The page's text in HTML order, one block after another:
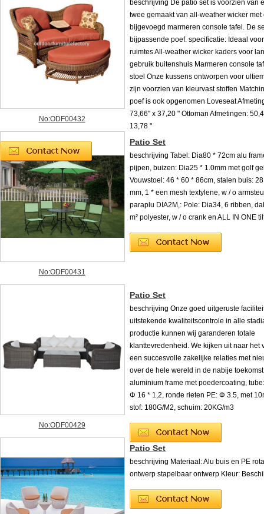
No:ODF00432
beschrijving De patio set is voorzien van
twee gemaakt van all-weather wicker met
bijgevoegd marmeren console tafel. De
bijpassende poef. specificatie: Ideaal
ruimtes All-weather wicker kaders voor
gebruik buitenshuis Marmeren console
stoel Onze kussens ontworpen voor
zijn voorzien van kleurvast stoffen
poef is ook opgenomen Loveseat
73,66" x 37,20 " Ottoman Afmetingen:
13,78 "
No:ODF00431
Patio Set
beschrijving Tabel: Dia80 * 72cm alu
pijpen, buizen: Dia25 * 1.0mm met golf
Vouwstoel: 46 * 60 * 86cm, stalen buis:
mm, 1 * een mesh textylene, w / o
paraplu DIA2M,: Pole: Dia34, 6 ribben,
m² polyester, w / o crank en ALL IN ONE
No:ODF00429
Patio Set
beschrijving Onze goed uitgeruste
uitstekende kwaliteitscontrole in alle
productie kunnen wij garanderen totale
klanttevredenheid. We kijken uit naar het
een succesvolle zakelijke relaties met
over de hele wereld in de nabije
aluminium frame met poedercoating,
Φ 16 * 1,2, ronde rieten PE: Φ 3.5, met
stof: 180G/M2, schuim: 20KG/m3
Patio Set
beschrijving Materiaal: Alu buis en PE
ontwerp stapelbaar ontwerp Kleur: